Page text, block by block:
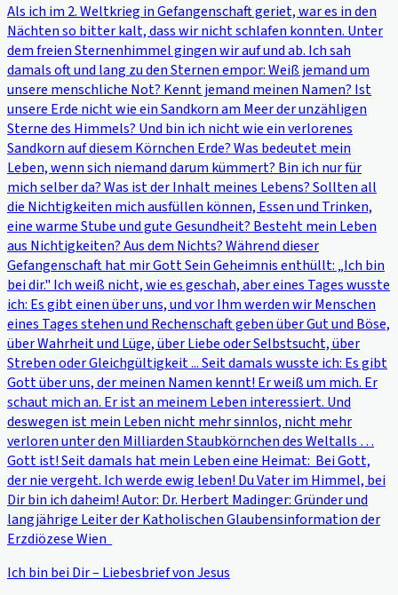
Als ich im 2. Weltkrieg in Gefangenschaft geriet, war es in den
Nächten so bitter kalt, dass wir nicht schlafen konnten. Unter
dem freien Sternenhimmel gingen wir auf und ab. Ich sah
damals oft und lang zu den Sternen empor: Weiß jemand um
unsere menschliche Not? Kennt jemand meinen Namen? Ist
unsere Erde nicht wie ein Sandkorn am Meer der unzähligen
Sterne des Himmels? Und bin ich nicht wie ein verlorenes
Sandkorn auf diesem Körnchen Erde? Was bedeutet mein
Leben, wenn sich niemand darum kümmert? Bin ich nur für
mich selber da? Was ist der Inhalt meines Lebens? Sollten all
die Nichtigkeiten mich ausfüllen können, Essen und Trinken,
eine warme Stube und gute Gesundheit? Besteht mein Leben
aus Nichtigkeiten? Aus dem Nichts? Während dieser
Gefangenschaft hat mir Gott Sein Geheimnis enthüllt: „Ich bin
bei dir." Ich weiß nicht, wie es geschah, aber eines Tages wusste
ich: Es gibt einen über uns, und vor Ihm werden wir Menschen
eines Tages stehen und Rechenschaft geben über Gut und Böse,
über Wahrheit und Lüge, über Liebe oder Selbstsucht, über
Streben oder Gleichgültigkeit ... Seit damals wusste ich: Es gibt
Gott über uns, der meinen Namen kennt! Er weiß um mich. Er
schaut mich an. Er ist an meinem Leben interessiert. Und
deswegen ist mein Leben nicht mehr sinnlos, nicht mehr
verloren unter den Milliarden Staubkörnchen des Weltalls …
Gott ist! Seit damals hat mein Leben eine Heimat: Bei Gott,
der nie vergeht. Ich werde ewig leben! Du Vater im Himmel, bei
Dir bin ich daheim! Autor: Dr. Herbert Madinger: Gründer und
langjährige Leiter der Katholischen Glaubensinformation der
Erzdiözese Wien
Ich bin bei Dir – Liebesbrief von Jesus